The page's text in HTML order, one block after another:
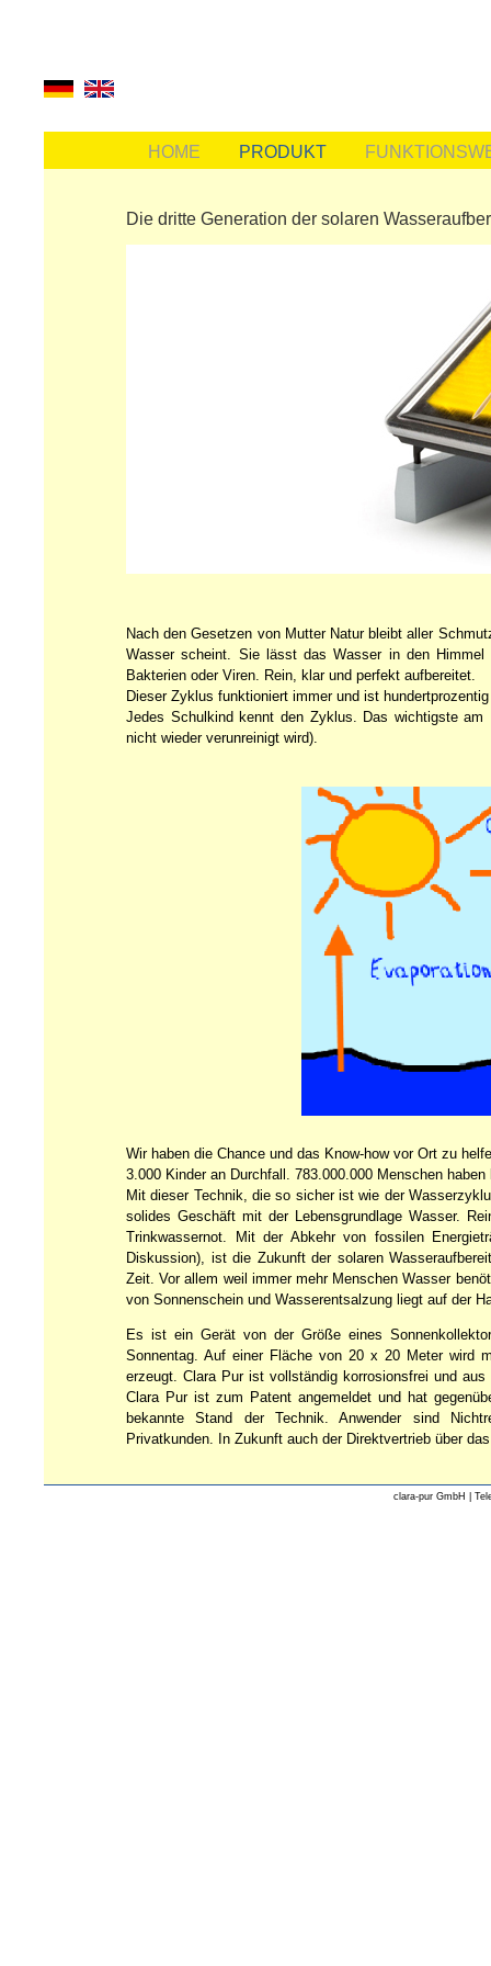
HOME PRODUKT
Die dritte Generation der solaren
Nach den Gesetzen von Mutter Natur bleibt aller
Wasser scheint. Sie lässt das Wasser in den
Bakterien oder Viren. Rein, klar und perfekt aufbereitet.
Dieser Zyklus funktioniert immer und ist
Jedes Schulkind kennt den Zyklus. Das wichtigste
nicht wieder verunreinigt wird).
Wir haben die Chance und das Know-how vor Ort zu
3.000 Kinder an Durchfall. 783.000.000 Menschen
Mit dieser Technik, die so sicher ist wie der
solides Geschäft mit der Lebensgrundlage Wasser.
Trinkwassernot. Mit der Abkehr von fossilen
Diskussion), ist die Zukunft der solaren
Zeit. Vor allem weil immer mehr Menschen Wasser
von Sonnenschein und Wasserentsalzung liegt auf der
Es ist ein Gerät von der Größe eines
Sonnentag. Auf einer Fläche von 20 x 20 Meter wird
erzeugt. Clara Pur ist vollständig korrosionsfrei und
Clara Pur ist zum Patent angemeldet und hat
bekannte Stand der Technik. Anwender sind
Privatkunden. In Zukunft auch der Direktvertrieb über
clara-pur GmbH |